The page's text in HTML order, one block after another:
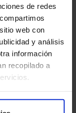
de redes
web con
y análisis
información
recopilado a